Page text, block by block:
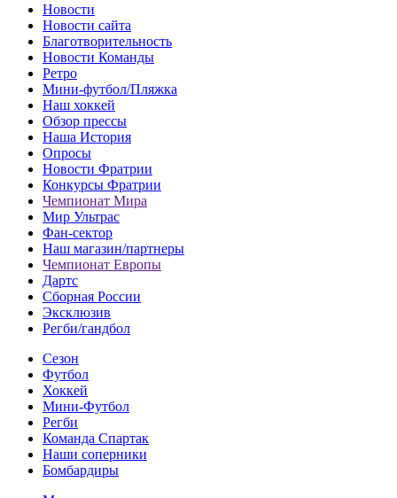
Новости
Новости сайта
Благотворительность
Новости Команды
Ретро
Мини-футбол/Пляжка
Наш хоккей
Обзор прессы
Наша История
Опросы
Новости Фратрии
Конкурсы Фратрии
Чемпионат Мира
Мир Ультрас
Фан-cектор
Наш магазин/партнеры
Чемпионат Европы
Дартс
Сборная России
Эксклюзив
Регби/гандбол
Сезон
Футбол
Хоккей
Мини-Футбол
Регби
Команда Спартак
Наши соперники
Бомбардиры